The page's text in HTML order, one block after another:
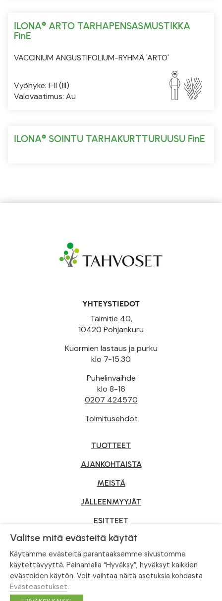
ILONA® ARTO TARHAPENSASMUSTIKKA
FinE
VACCINIUM ANGUSTIFOLIUM-RYHMÄ 'ARTO'
Vyöhyke: I-II (III)
Valovaatimus: Au
ILONA® SOINTU TARHAKURTTURUUSU FinE
YHTEYSTIEDOT
Taimitie 40,
10420 Pohjankuru
Kuormien lastaus ja purku
klo 7-15.30
Puhelinvaihde
klo 8-16
0207 424570
Toimitusehdot
TUOTTEET
AJANKOHTAISTA
MEISTÄ
JÄLLEENMYYJÄT
ESITTEET
YRITYSMYYNTI
Tietosuojaseloste
Valitse mitä evästeitä käytät
Käytämme evästeitä parantaaksemme sivustomme
käytettävyyttä. Painamalla “Hyväksy”, hyväksyt kaikkien
evästeiden käytön. Voit vaihtaa näitä asetuksia kohdasta
Evästeasetukset.